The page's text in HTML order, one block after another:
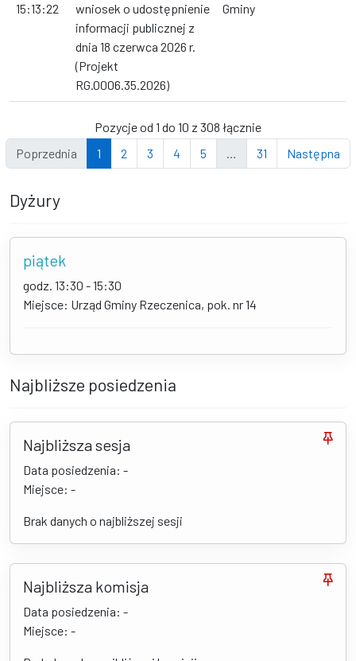
15:13:22
wniosek o udostępnienie
informacji publicznej z
dnia 18 czerwca 2026 r.
(Projekt
RG.0006.35.2026)
Gminy
Pozycje od 1 do 10 z 308 łącznie
Poprzednia
1 2 3 4 5 31 Następna
Dyżury
piątek
godz. 13:30 - 15:30
Miejsce: Urząd Gminy Rzeczenica, pok. nr 14
Najbliższe posiedzenia
Najbliższa sesja
Data posiedzenia: -
Miejsce: -
Brak danych o najbliższej sesji
Najbliższa komisja
Data posiedzenia: -
Miejsce: -